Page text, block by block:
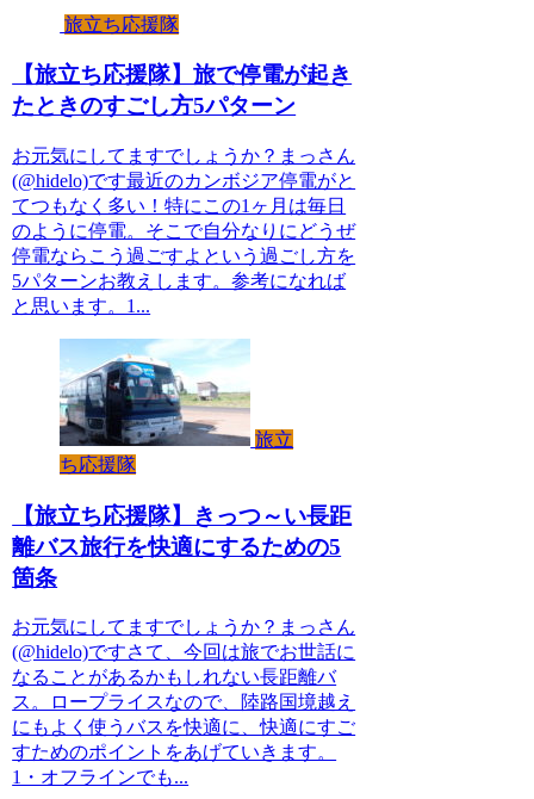
旅立ち応援隊
【旅立ち応援隊】旅で停電が起き
たときのすごし方5パターン
お元気にしてますでしょうか？まっさん
(@hidelo)です最近のカンボジア停電がと
てつもなく多い！特にこの1ヶ月は毎日
のように停電。そこで自分なりにどうぜ
停電ならこう過ごすよという過ごし方を
5パターンお教えします。参考になれば
と思います。1...
旅立
ち応援隊
【旅立ち応援隊】きっつ～い長距
離バス旅行を快適にするための5
箇条
お元気にしてますでしょうか？まっさん
(@hidelo)ですさて、今回は旅でお世話に
なることがあるかもしれない長距離バ
ス。ロープライスなので、陸路国境越え
にもよく使うバスを快適に、快適にすご
すためのポイントをあげていきます。
1・オフラインでも...